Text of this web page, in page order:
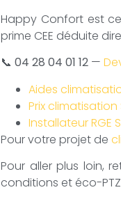
Happy Confort est
prime CEE déduite
📞 04 28 04 01 12 —
Aides
Prix
Installateur RGE
Pour votre projet de
Pour aller plus loin,
conditions et éco-